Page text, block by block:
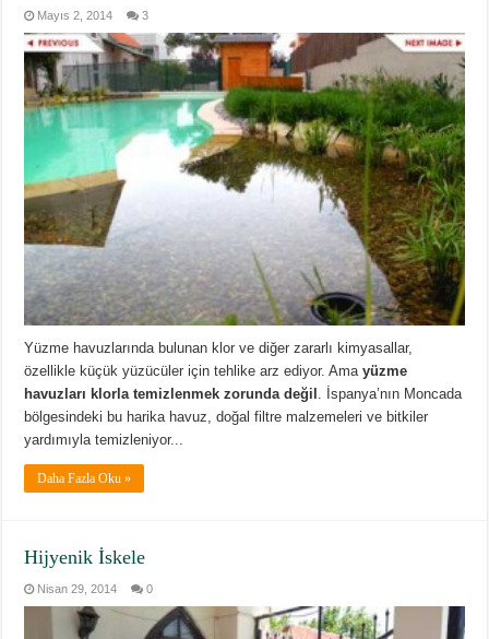
Mayıs 2, 2014 3
Yüzme havuzlarında bulunan klor ve diğer zararlı kimyasallar,
özellikle küçük yüzücüler için tehlike arz ediyor. Amayüzme
havuzları klorla temizlenmek zorunda değil . İspanya’nın Moncada
bölgesindeki bu harika havuz, doğal filtre malzemeleri ve bitkiler
yardımıyla temizleniyor...
Daha Fazla Oku »
Hijyenik İskele
Nisan 29, 2014 0